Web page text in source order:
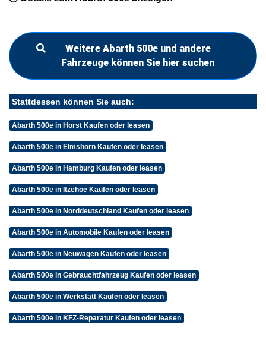
Weitere Abarth 500e und andere
Fahrzeuge können Sie hier suchen
Stattdessen können Sie auch:
Abarth 500e in Horst Kaufen oder leasen
Abarth 500e in Elmshorn Kaufen oder leasen
Abarth 500e in Hamburg Kaufen oder leasen
Abarth 500e in Itzehoe Kaufen oder leasen
Abarth 500e in Norddeutschland Kaufen oder leasen
Abarth 500e in Automobile Kaufen oder leasen
Abarth 500e in Neuwagen Kaufen oder leasen
Abarth 500e in Gebrauchtfahrzeug Kaufen oder leasen
Abarth 500e in Werkstatt Kaufen oder leasen
Abarth 500e in KFZ-Reparatur Kaufen oder leasen